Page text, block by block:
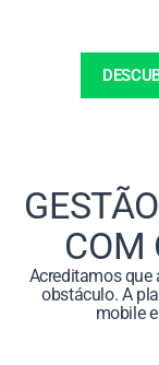
COM
Acreditamos que
obstáculo. A
mobile